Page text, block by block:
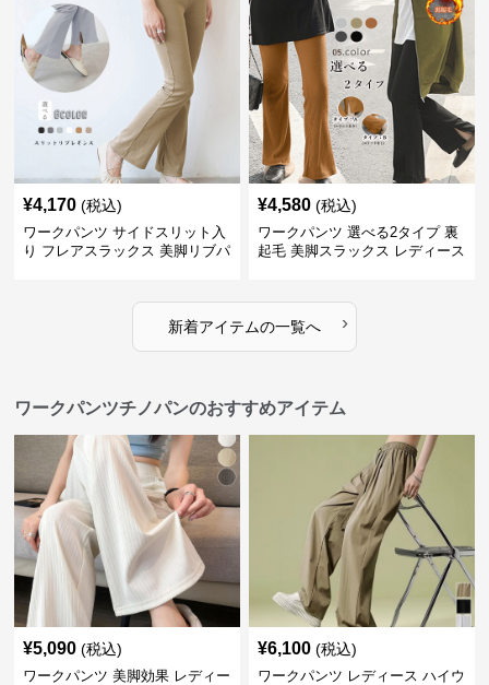
¥4,170 (税込)
ワークパンツ サイドスリット入
り フレアスラックス 美脚リブパ
¥4,580 (税込)
ワークパンツ 選べる2タイプ 裏
起毛 美脚スラックス レディース
新着アイテムの一覧へ ›
ワークパンツチノパンのおすすめアイテム
¥5,090 (税込)
ワークパンツ 美脚効果 レディー
¥6,100 (税込)
ワークパンツ レディース ハイウ